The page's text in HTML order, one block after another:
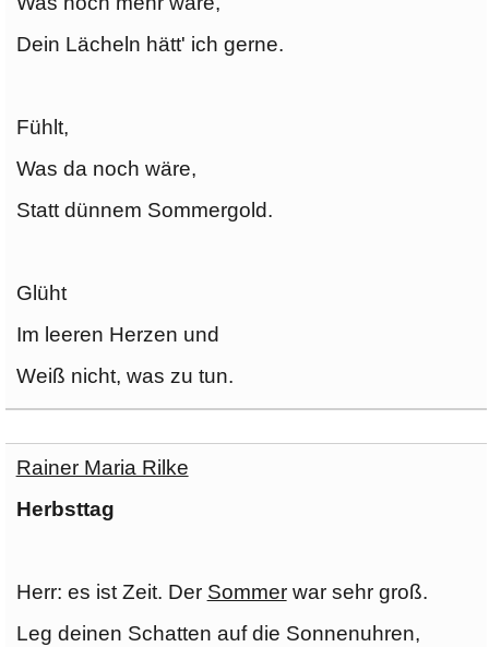
Dein Lächeln hätt' ich gerne.
Fühlt,
Was da noch wäre,
Statt dünnem Sommergold.
Glüht
Im leeren Herzen und
Weiß nicht, was zu tun.
Rainer Maria Rilke
Herbsttag
Herr: es ist Zeit. Der Sommerwar sehr groß.
Leg deinen Schatten auf die Sonnenuhren,